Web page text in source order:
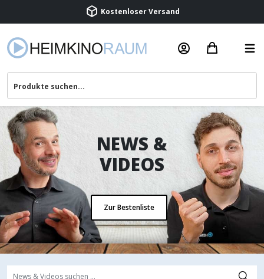
Beratung & Service
NEWS &
VIDEOS
Zur Bestenliste